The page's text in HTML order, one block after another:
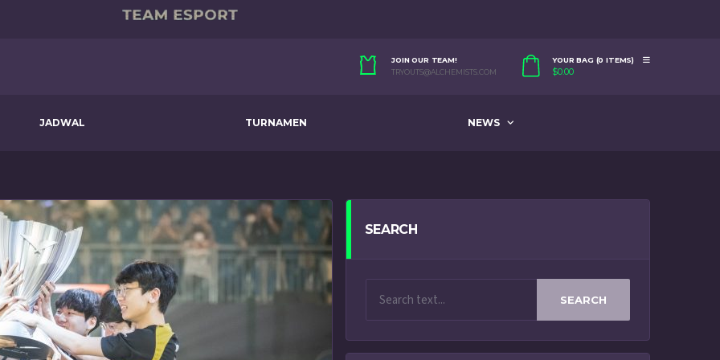
JOIN OUR TEAM!
TRYOUTS@ALCHEMISTS.COM
YOUR BAG (0 ITEMS)
$0.00
JADWAL TURNAMEN NEWS
SEARCH
SEARCH